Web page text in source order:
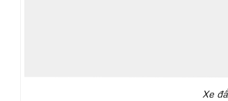
Xe